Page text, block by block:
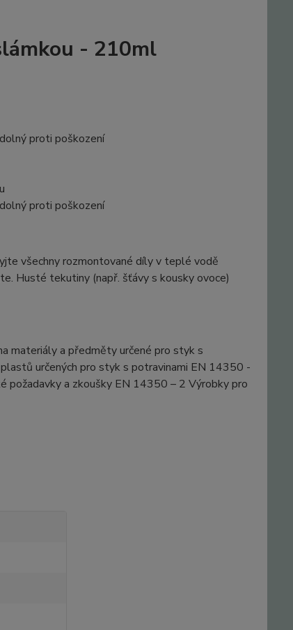
- 210ml
proti poškození
proti poškození
všechny rozmontované díly v teplé vodě
Husté tekutiny (např. šťávy s kousky ovoce)
materiály a předměty určené pro styk s
určených pro styk s potravinami EN 14350 -
požadavky a zkoušky EN 14350 – 2 Výrobky pro